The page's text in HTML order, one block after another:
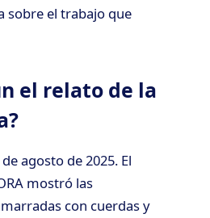
sobre el trabajo que
el relato de la
agosto de 2025. El
mostró las
con cuerdas y